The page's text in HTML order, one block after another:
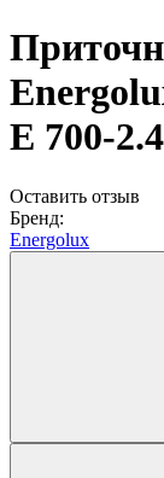
E 700-
Оставить отзыв
Бренд:
Energolux